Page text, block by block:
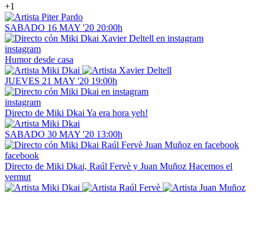
+1
SABADO 16 MAY '20 20:00h
instagram
Humor desde casa
JUEVES 21 MAY '20 19:00h
instagram
Directo de Miki Dkai Ya era hora yeh!
SABADO 30 MAY '20 13:00h
facebook
Directo de Miki Dkai, Raúl Fervè y Juan Muñoz Hacemos el
vermut